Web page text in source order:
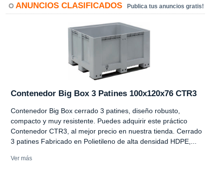
ANUNCIOS CLASIFICADOS Publica tus anuncios gratis!
Contenedor Big Box 3 Patines 100x120x76 CTR3
Contenedor Big Box cerrado 3 patines, diseño robusto,
compacto y muy resistente. Puedes adquirir este práctico
Contenedor CTR3, al mejor precio en nuestra tienda. Cerrado
3 patines Fabricado en Polietileno de alta densidad HDPE,...
Ver más